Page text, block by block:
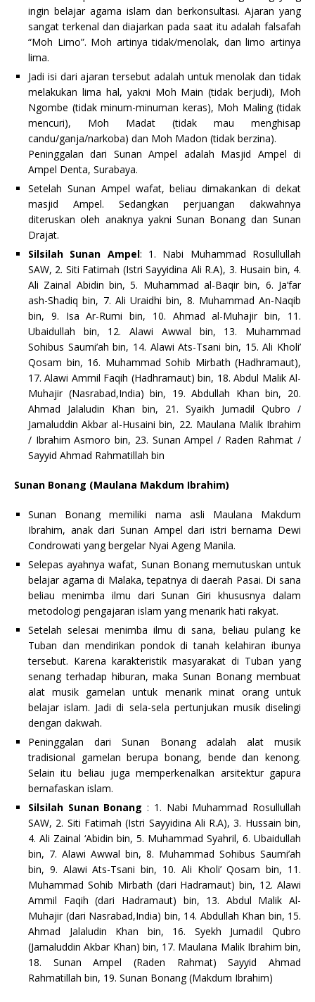
ingin belajar agama islam dan berkonsultasi. Ajaran yang
sangat terkenal dan diajarkan pada saat itu adalah falsafah
“Moh Limo”. Moh artinya tidak/menolak, dan limo artinya
lima.
Jadi isi dari ajaran tersebut adalah untuk menolak dan tidak
melakukan lima hal, yakni Moh Main (tidak berjudi), Moh
Ngombe (tidak minum-minuman keras), Moh Maling (tidak
mencuri), Moh Madat (tidak mau menghisap
candu/ganja/narkoba) dan Moh Madon (tidak berzina).
Peninggalan dari Sunan Ampel adalah Masjid Ampel di
Ampel Denta, Surabaya.
Setelah Sunan Ampel wafat, beliau dimakankan di dekat
masjid Ampel. Sedangkan perjuangan dakwahnya
diteruskan oleh anaknya yakni Sunan Bonang dan Sunan
Drajat.
Silsilah Sunan Ampel: 1. Nabi Muhammad Rosullullah
SAW, 2. Siti Fatimah (Istri Sayyidina Ali R.A), 3. Husain bin, 4.
Ali Zainal Abidin bin, 5. Muhammad al-Baqir bin, 6. Ja’far
ash-Shadiq bin, 7. Ali Uraidhi bin, 8. Muhammad An-Naqib
bin, 9. Isa Ar-Rumi bin, 10. Ahmad al-Muhajir bin, 11.
Ubaidullah bin, 12. Alawi Awwal bin, 13. Muhammad
Sohibus Saumi’ah bin, 14. Alawi Ats-Tsani bin, 15. Ali Kholi’
Qosam bin, 16. Muhammad Sohib Mirbath (Hadhramaut),
17. Alawi Ammil Faqih (Hadhramaut) bin, 18. Abdul Malik Al-
Muhajir (Nasrabad,India) bin, 19. Abdullah Khan bin, 20.
Ahmad Jalaludin Khan bin, 21. Syaikh Jumadil Qubro /
Jamaluddin Akbar al-Husaini bin, 22. Maulana Malik Ibrahim
/ Ibrahim Asmoro bin, 23. Sunan Ampel / Raden Rahmat /
Sayyid Ahmad Rahmatillah bin
Sunan Bonang (Maulana Makdum Ibrahim)
Sunan Bonang memiliki nama asli Maulana Makdum
Ibrahim, anak dari Sunan Ampel dari istri bernama Dewi
Condrowati yang bergelar Nyai Ageng Manila.
Selepas ayahnya wafat, Sunan Bonang memutuskan untuk
belajar agama di Malaka, tepatnya di daerah Pasai. Di sana
beliau menimba ilmu dari Sunan Giri khususnya dalam
metodologi pengajaran islam yang menarik hati rakyat.
Setelah selesai menimba ilmu di sana, beliau pulang ke
Tuban dan mendirikan pondok di tanah kelahiran ibunya
tersebut. Karena karakteristik masyarakat di Tuban yang
senang terhadap hiburan, maka Sunan Bonang membuat
alat musik gamelan untuk menarik minat orang untuk
belajar islam. Jadi di sela-sela pertunjukan musik diselingi
dengan dakwah.
Peninggalan dari Sunan Bonang adalah alat musik
tradisional gamelan berupa bonang, bende dan kenong.
Selain itu beliau juga memperkenalkan arsitektur gapura
bernafaskan islam.
Silsilah Sunan Bonang : 1. Nabi Muhammad Rosullullah
SAW, 2. Siti Fatimah (Istri Sayyidina Ali R.A), 3. Hussain bin,
4. Ali Zainal ‘Abidin bin, 5. Muhammad Syahril, 6. Ubaidullah
bin, 7. Alawi Awwal bin, 8. Muhammad Sohibus Saumi’ah
bin, 9. Alawi Ats-Tsani bin, 10. Ali Kholi’ Qosam bin, 11.
Muhammad Sohib Mirbath (dari Hadramaut) bin, 12. Alawi
Ammil Faqih (dari Hadramaut) bin, 13. Abdul Malik Al-
Muhajir (dari Nasrabad,India) bin, 14. Abdullah Khan bin, 15.
Ahmad Jalaludin Khan bin, 16. Syekh Jumadil Qubro
(Jamaluddin Akbar Khan) bin, 17. Maulana Malik Ibrahim bin,
18. Sunan Ampel (Raden Rahmat) Sayyid Ahmad
Rahmatillah bin, 19. Sunan Bonang (Makdum Ibrahim)